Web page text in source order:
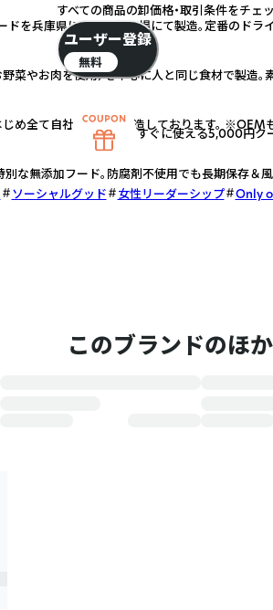
を兵庫県にある自社工場にて製造。定番のドラ
菜やお肉を使用）を中心に人と同じ食材で製造
め全て自社工場にて製造しております。
な無添加フード。防腐剤不使用でも長期保存＆
ソーシャルグッド 女性リーダーシップ Only
このブランドのほ
すべての商品の卸価格・取引条件をチェ
ユーザー登録
無料
すぐに使える5,000円ク